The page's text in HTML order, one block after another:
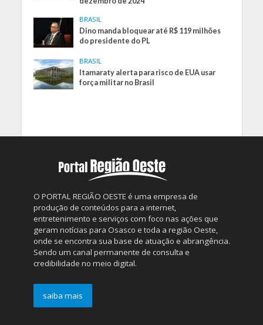
BRASIL
Dino manda bloquear até R$ 119 milhões
do presidente do PL
BRASIL
Itamaraty alerta para risco de EUA usar
força militar no Brasil
O PORTAL REGIÃO OESTE é uma empresa de
produção de conteúdos para a internet,
entretenimento e serviços com foco nas ações que
geram notícias para Osasco e toda a região Oeste,
onde se encontra sua base de atuação e abrangência.
Sendo um canal permanente de consulta e
credibilidade no meio digital.
saiba mais